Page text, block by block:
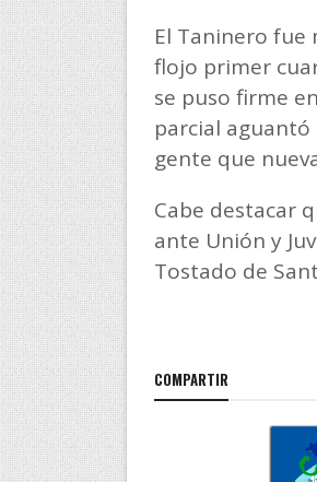
El Taninero
flojo primer
se puso firme
parcial
gente que
Cabe destacar
ante Unión y
Tostado de
COMPARTIR